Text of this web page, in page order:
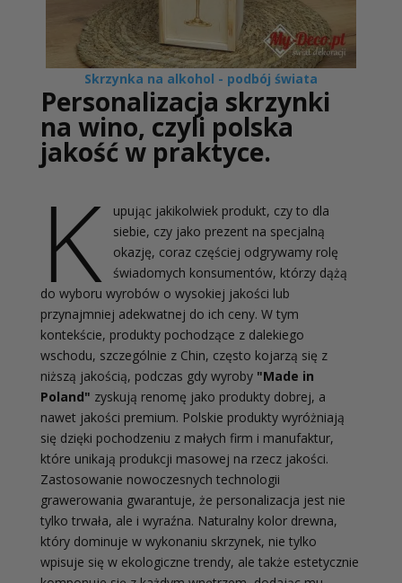
Skrzynka na alkohol - podbój świata
Personalizacja skrzynki
na wino, czyli polska
jakość w praktyce.
K
upując jakikolwiek produkt, czy to dla
siebie, czy jako prezent na specjalną
okazję, coraz częściej odgrywamy rolę
świadomych konsumentów, którzy dążą
do wyboru wyrobów o wysokiej jakości lub
przynajmniej adekwatnej do ich ceny. W tym
kontekście, produkty pochodzące z dalekiego
wschodu, szczególnie z Chin, często kojarzą się z
niższą jakością, podczas gdy wyroby "Made in
Poland" zyskują renomę jako produkty dobrej, a
nawet jakości premium. Polskie produkty wyróżniają
się dzięki pochodzeniu z małych firm i manufaktur,
które unikają produkcji masowej na rzecz jakości.
Zastosowanie nowoczesnych technologii
grawerowania gwarantuje, że personalizacja jest nie
tylko trwała, ale i wyraźna. Naturalny kolor drewna,
który dominuje w wykonaniu skrzynek, nie tylko
wpisuje się w ekologiczne trendy, ale także estetycznie